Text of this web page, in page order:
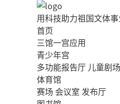
用科技助力祖国文体
首页
三馆一宫应用
青少年宫
多功能报告厅 儿童剧场
体育馆
赛场 会议室 发布厅